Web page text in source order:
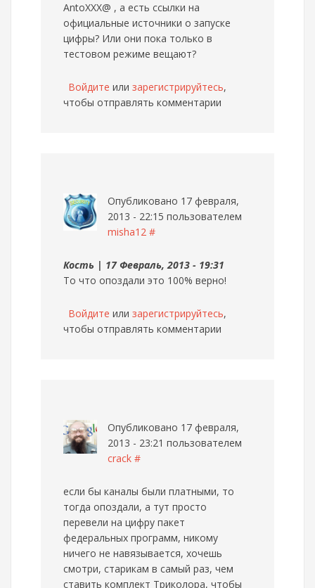
AntoXXX@ , а есть ссылки на
официальные источники о запуске
цифры? Или они пока только в
тестовом режиме вещают?
Войдите или зарегистрируйтесь,
чтобы отправлять комментарии
Опубликовано 17 февраля,
2013 - 22:15 пользователем
misha12 #
Кость | 17 Февраль, 2013 - 19:31
То что опоздали это 100% верно!
Войдите или зарегистрируйтесь,
чтобы отправлять комментарии
Опубликовано 17 февраля,
2013 - 23:21 пользователем
crack #
если бы каналы были платными, то
тогда опоздали, а тут просто
перевели на цифру пакет
федеральных программ, никому
ничего не навязывается, хочешь
смотри, старикам в самый раз, чем
ставить комплект Триколора, чтобы